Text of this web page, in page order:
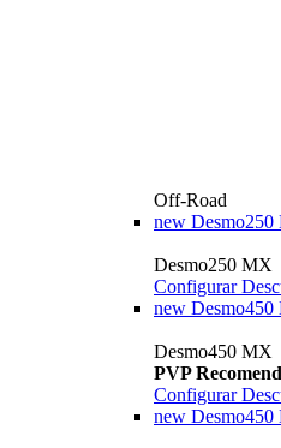
Off-Road
new Desmo250
Desmo250 MX
Configurar
new Desmo450
Desmo450 MX
PVP
Configurar
new Desmo450